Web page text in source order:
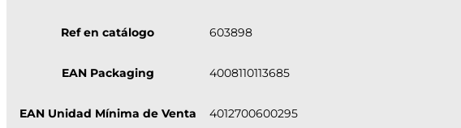
Ref en catálogo 603898
EAN Packaging 4008110113685
EAN Unidad Mínima de Venta 4012700600295